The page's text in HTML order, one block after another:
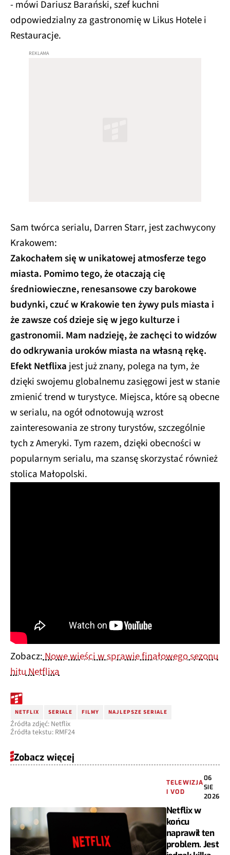
- mówi Dariusz Barański, szef kuchni
odpowiedzialny za gastronomię w Likus Hotele i
Restauracje.
Sam twórca serialu, Darren Starr, jest zachwycony
Krakowem:
Zakochałem się w unikatowej atmosferze tego
miasta. Pomimo tego, że otaczają cię
średniowieczne, renesansowe czy barokowe
budynki, czuć w Krakowie ten żywy puls miasta i
że zawsze coś dzieje się w jego kulturze i
gastronomii. Mam nadzieję, że zachęci to widzów
do odkrywania uroków miasta na własną rękę.
Efekt Netflixajest już znany, polega na tym, że
dzięki swojemu globalnemu zasięgowi jest w stanie
zmienić trend w turystyce. Miejsca, które są obecne
w serialu, na ogół odnotowują wzrost
zainteresowania ze strony turystów, szczególnie
tych z Ameryki. Tym razem, dzięki obecności w
popularnym serialu, ma szansę skorzystać również
stolica Małopolski.
Zobacz:Nowe wieści w sprawie finałowego sezonu
hitu Netflixa
NETFLIX SERIALE FILMY NAJLEPSZE SERIALE
Źródła zdjęć: Netflix
Źródła tekstu: RMF24
Zobacz więcej
TELEWIZJA
I VOD
06
SIE
2026
Netflix w
końcu
naprawił ten
problem. Jest